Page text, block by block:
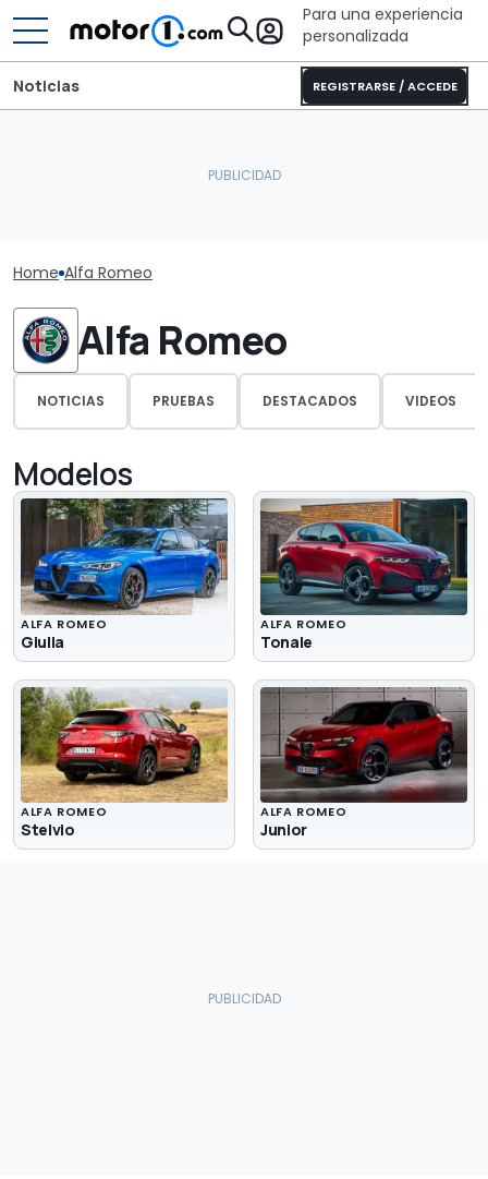
Para una experiencia
personalizada
REGISTRARSE / ACCEDE
Noticias
Home Alfa Romeo
Alfa Romeo
NOTICIAS PRUEBAS DESTACADOS VIDEOS
Modelos
ALFA ROMEO
Giulia
ALFA ROMEO
Tonale
ALFA ROMEO
Stelvio
ALFA ROMEO
Junior